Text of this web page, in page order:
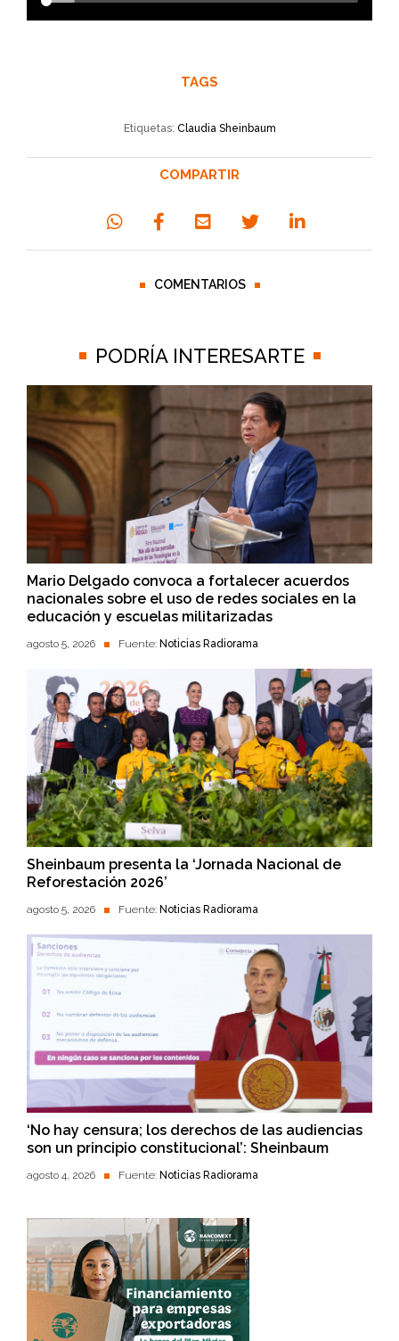
TAGS
Etiquetas: Claudia Sheinbaum
COMPARTIR
COMENTARIOS
PODRÍA INTERESARTE
Mario Delgado convoca a fortalecer acuerdos
nacionales sobre el uso de redes sociales en la
educación y escuelas militarizadas
agosto 5, 2026 Fuente: Noticias Radiorama
Sheinbaum presenta la ‘Jornada Nacional de
Reforestación 2026’
agosto 5, 2026 Fuente: Noticias Radiorama
‘No hay censura; los derechos de las audiencias
son un principio constitucional’: Sheinbaum
agosto 4, 2026 Fuente: Noticias Radiorama